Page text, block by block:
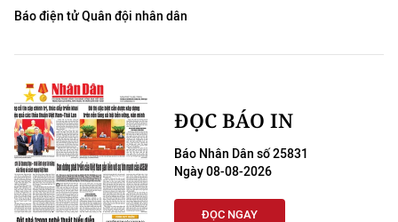
Báo điện tử Quân đội nhân dân
ĐỌC BÁO IN
Báo Nhân Dân số 25831
Ngày 08-08-2026
ĐỌC NGAY